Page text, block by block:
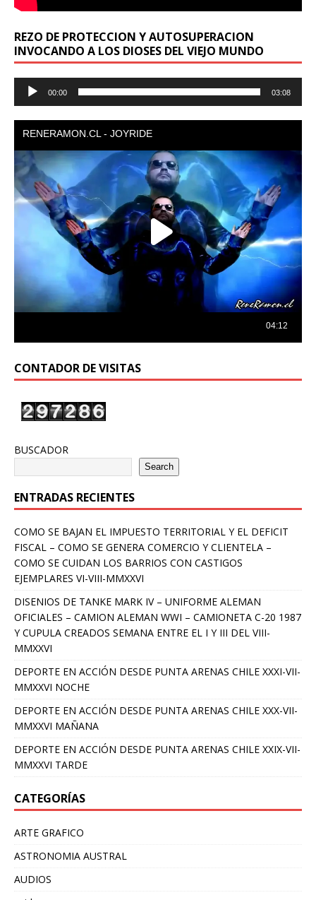
REZO DE PROTECCION Y AUTOSUPERACION
INVOCANDO A LOS DIOSES DEL VIEJO MUNDO
Reproductor
00:00 03:08
CONTADOR DE VISITAS
BUSCADOR
Search
ENTRADAS RECIENTES
COMO SE BAJAN EL IMPUESTO TERRITORIAL Y EL DEFICIT
FISCAL – COMO SE GENERA COMERCIO Y CLIENTELA –
COMO SE CUIDAN LOS BARRIOS CON CASTIGOS
EJEMPLARES VI-VIII-MMXXVI
DISENIOS DE TANKE MARK IV – UNIFORME ALEMAN
OFICIALES – CAMION ALEMAN WWI – CAMIONETA C-20 1987
Y CUPULA CREADOS SEMANA ENTRE EL I Y III DEL VIII-
MMXXVI
DEPORTE EN ACCIÓN DESDE PUNTA ARENAS CHILE XXXI-VII-
MMXXVI NOCHE
DEPORTE EN ACCIÓN DESDE PUNTA ARENAS CHILE XXX-VII-
MMXXVI MAÑANA
DEPORTE EN ACCIÓN DESDE PUNTA ARENAS CHILE XXIX-VII-
MMXXVI TARDE
CATEGORÍAS
ARTE GRAFICO
ASTRONOMIA AUSTRAL
AUDIOS